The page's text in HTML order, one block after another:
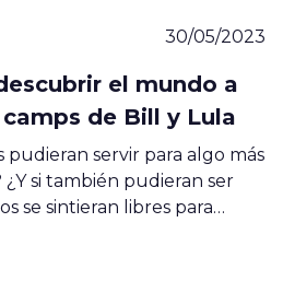
30/05/2023
el mundo a
de Bill y Lula
pudieran servir para algo más
si también pudieran ser
se sintieran libres para…